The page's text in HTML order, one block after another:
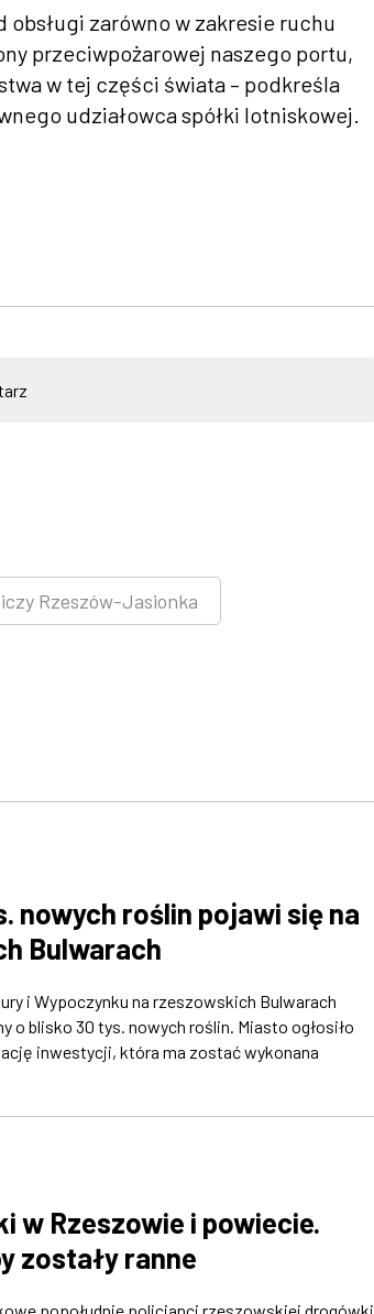
obsługi zarówno w zakresie ruchu
przeciwpożarowej naszego portu,
w tej części świata – podkreśla
udziałowca spółki lotniskowej.
Rzeszów-Jasionka
nowych roślin pojawi się na
Bulwarach
i Wypoczynku na rzeszowskich Bulwarach
o blisko 30 tys. nowych roślin. Miasto ogłosiło
inwestycji, która ma zostać wykonana
w Rzeszowie i powiecie.
zostały ranne